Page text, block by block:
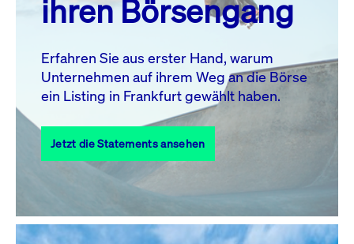
3
4 5 6 7 8
10 11 13 14
17
18 19 20 21 22
23
27 28
31
Alle Events
ihren Börsengang
Erfahren Sie aus erster Hand, warum
Unternehmen auf ihrem Weg an die Börse
ein Listing in Frankfurt gewählt haben.
Jetzt die Statements ansehen